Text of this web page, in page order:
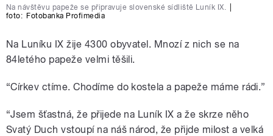
Na návštěvu papeže se připravuje slovenské sídliště Luník IX.
foto: Fotobanka Profimedia
Na Luníku IX žije 4300 obyvatel. Mnozí z nich se na
84letého papeže velmi těšili.
“Církev ctíme. Chodíme do kostela a papeže máme rádi.”
“Jsem šťastná, že přijede na Luník IX a že skrze něho
Svatý Duch vstoupí na náš národ, že přijde milost a velká